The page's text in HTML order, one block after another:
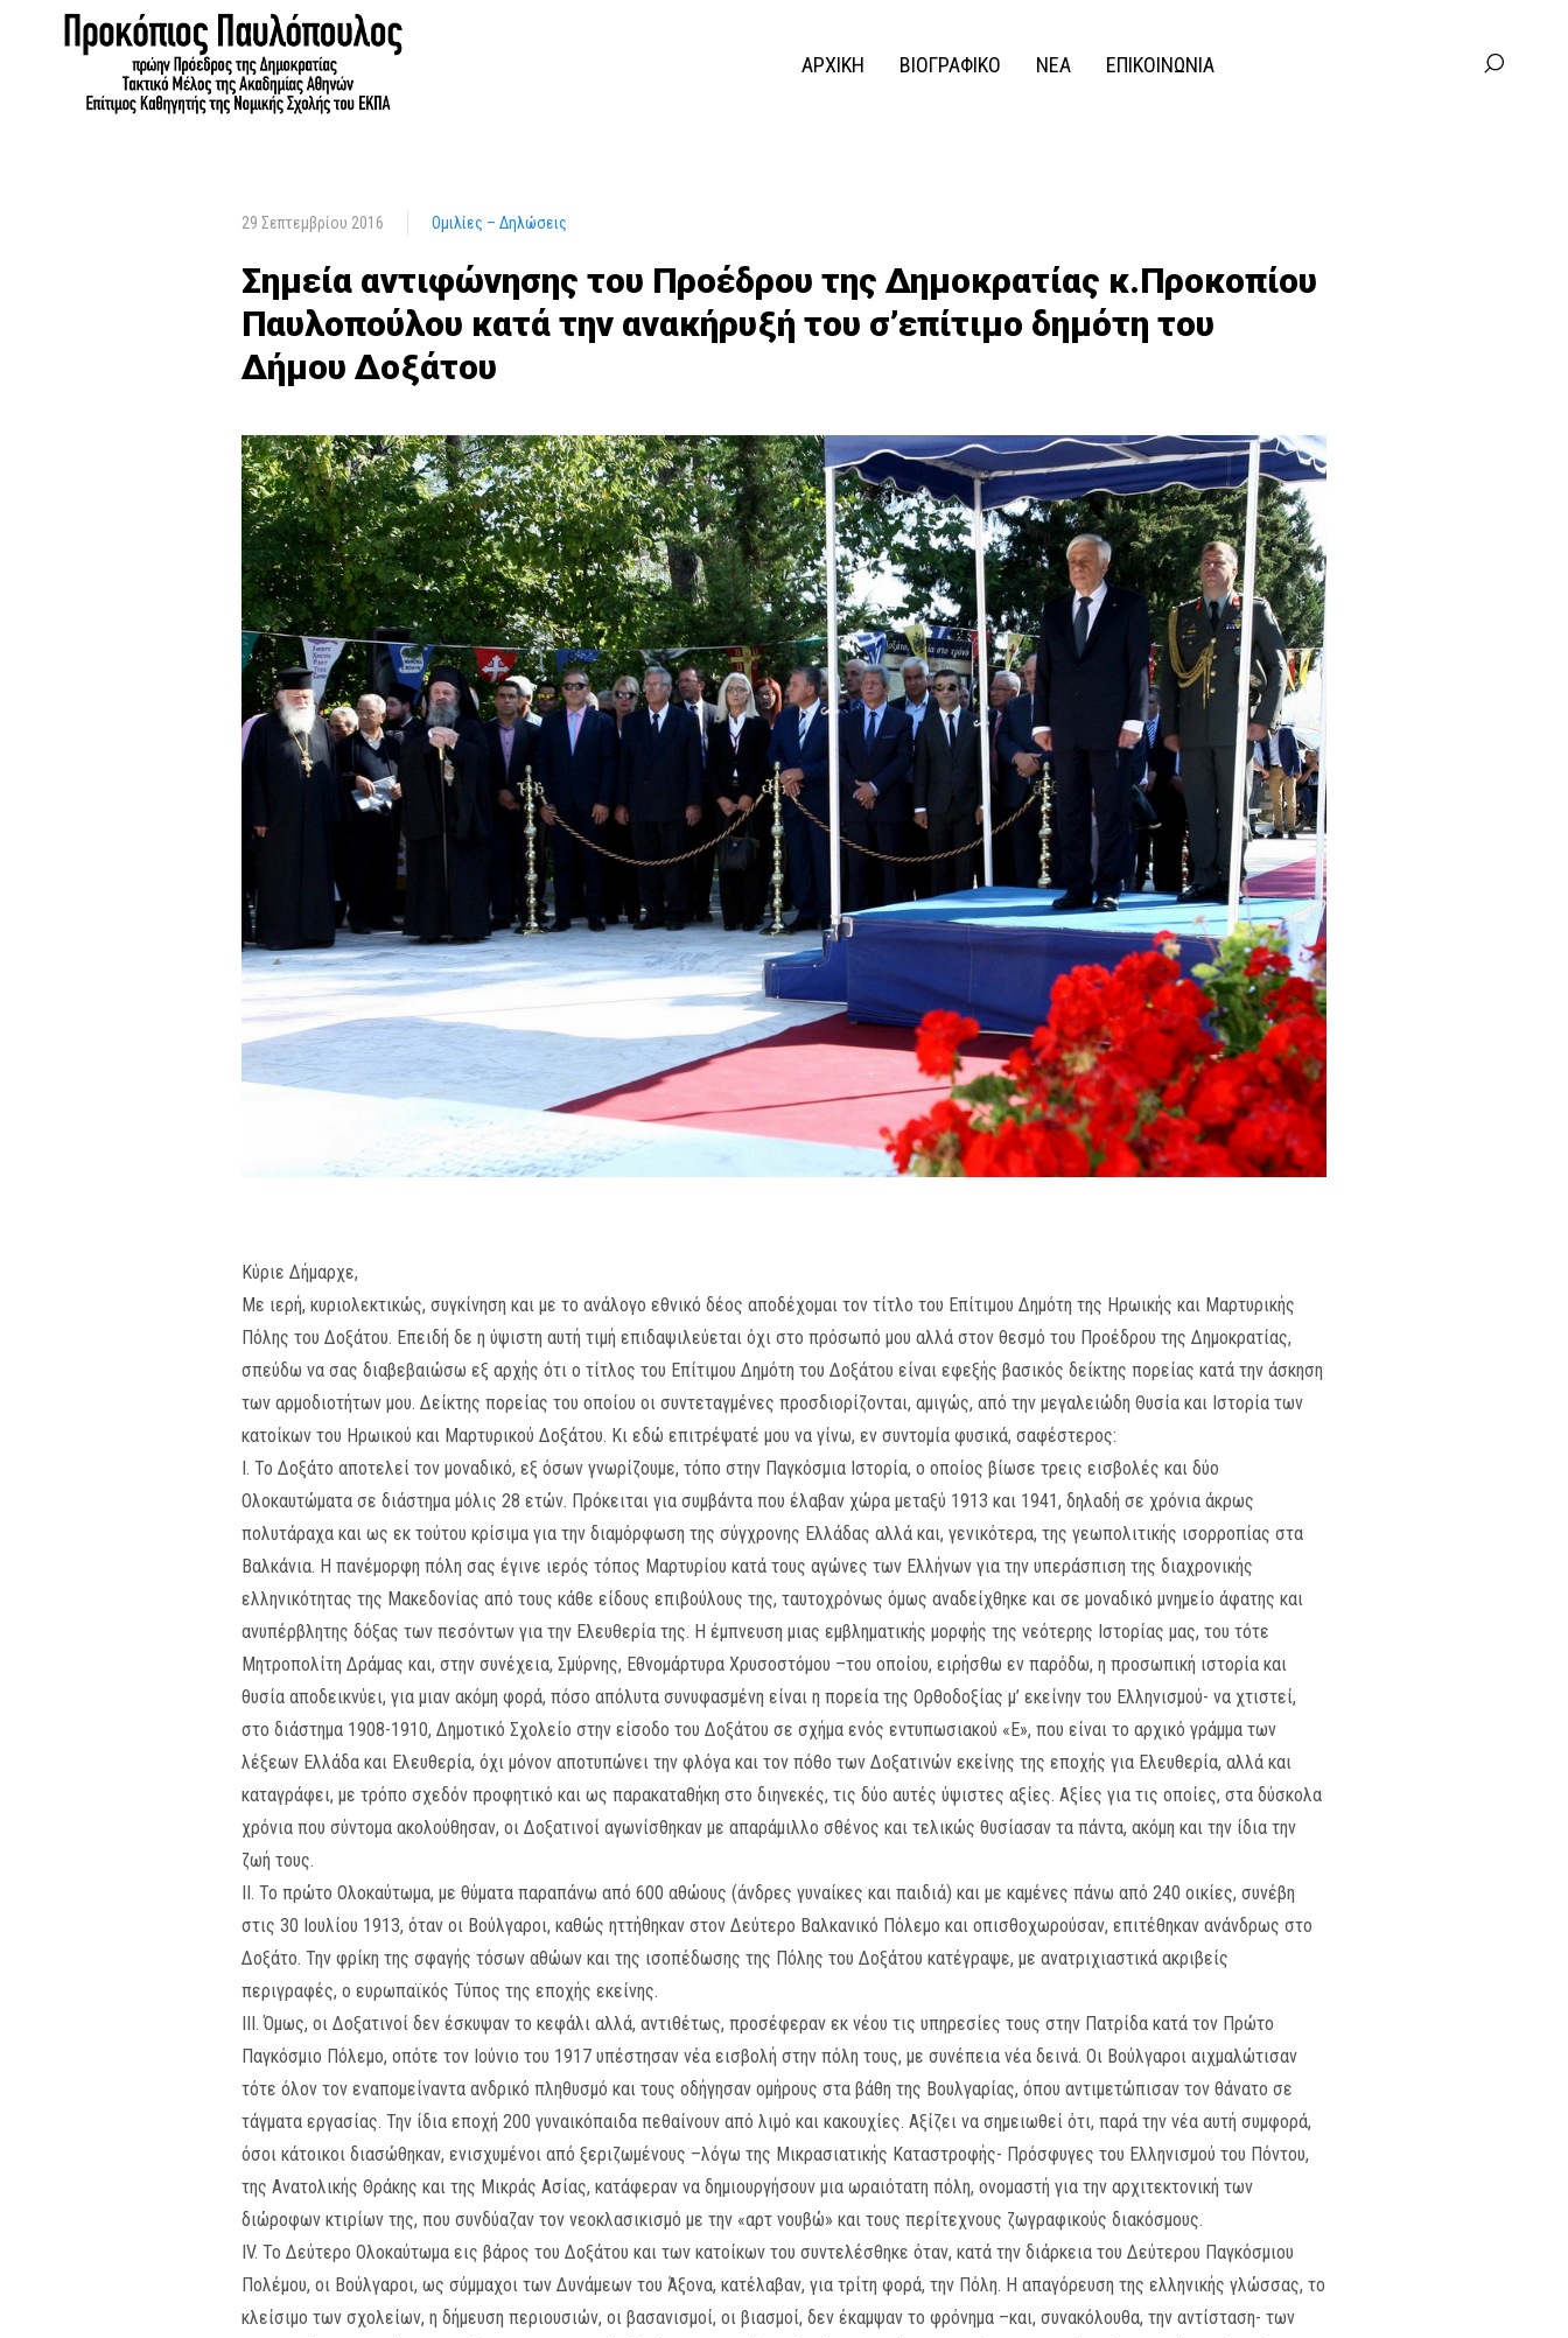
ΑΡΧΙΚΗ ΒΙΟΓΡΑΦΙΚΟ ΝΕΑ ΕΠΙΚΟΙΝΩΝΙΑ
29 Σεπτεμβρίου 2016 Ομιλίες – Δηλώσεις
Σημεία αντιφώνησης του Προέδρου της Δημοκρατίας κ.Προκοπίου
Παυλοπούλου κατά την ανακήρυξή του σ’επίτιμο δημότη του
Δήμου Δοξάτου
Κύριε Δήμαρχε,
Με ιερή, κυριολεκτικώς, συγκίνηση και με το ανάλογο εθνικό δέος αποδέχομαι τον τίτλο του Επίτιμου Δημότη της Ηρωικής και Μαρτυρικής
Πόλης του Δοξάτου. Επειδή δε η ύψιστη αυτή τιμή επιδαψιλεύεται όχι στο πρόσωπό μου αλλά στον θεσμό του Προέδρου της Δημοκρατίας,
σπεύδω να σας διαβεβαιώσω εξ αρχής ότι o τίτλος του Επίτιμου Δημότη του Δοξάτου είναι εφεξής βασικός δείκτης πορείας κατά την άσκηση
των αρμοδιοτήτων μου. Δείκτης πορείας του οποίου οι συντεταγμένες προσδιορίζονται, αμιγώς, από την μεγαλειώδη Θυσία και Ιστορία των
κατοίκων του Ηρωικού και Μαρτυρικού Δοξάτου. Κι εδώ επιτρέψατέ μου να γίνω, εν συντομία φυσικά, σαφέστερος:
I. Το Δοξάτο αποτελεί τον μοναδικό, εξ όσων γνωρίζουμε, τόπο στην Παγκόσμια Ιστορία, ο οποίος βίωσε τρεις εισβολές και δύο
Ολοκαυτώματα σε διάστημα μόλις 28 ετών. Πρόκειται για συμβάντα που έλαβαν χώρα μεταξύ 1913 και 1941, δηλαδή σε χρόνια άκρως
πολυτάραχα και ως εκ τούτου κρίσιμα για την διαμόρφωση της σύγχρονης Ελλάδας αλλά και, γενικότερα, της γεωπολιτικής ισορροπίας στα
Βαλκάνια. Η πανέμορφη πόλη σας έγινε ιερός τόπος Μαρτυρίου κατά τους αγώνες των Ελλήνων για την υπεράσπιση της διαχρονικής
ελληνικότητας της Μακεδονίας από τους κάθε είδους επιβούλους της, ταυτοχρόνως όμως αναδείχθηκε και σε μοναδικό μνημείο άφατης και
ανυπέρβλητης δόξας των πεσόντων για την Ελευθερία της. Η έμπνευση μιας εμβληματικής μορφής της νεότερης Ιστορίας μας, του τότε
Μητροπολίτη Δράμας και, στην συνέχεια, Σμύρνης, Εθνομάρτυρα Χρυσοστόμου –του οποίου, ειρήσθω εν παρόδω, η προσωπική ιστορία και
θυσία αποδεικνύει, για μιαν ακόμη φορά, πόσο απόλυτα συνυφασμένη είναι η πορεία της Ορθοδοξίας μ’ εκείνην του Ελληνισμού- να χτιστεί,
στο διάστημα 1908-1910, Δημοτικό Σχολείο στην είσοδο του Δοξάτου σε σχήμα ενός εντυπωσιακού «Ε», που είναι το αρχικό γράμμα των
λέξεων Ελλάδα και Ελευθερία, όχι μόνον αποτυπώνει την φλόγα και τον πόθο των Δοξατινών εκείνης της εποχής για Ελευθερία, αλλά και
καταγράφει, με τρόπο σχεδόν προφητικό και ως παρακαταθήκη στο διηνεκές, τις δύο αυτές ύψιστες αξίες. Αξίες για τις οποίες, στα δύσκολα
χρόνια που σύντομα ακολούθησαν, οι Δοξατινοί αγωνίσθηκαν με απαράμιλλο σθένος και τελικώς θυσίασαν τα πάντα, ακόμη και την ίδια την
ζωή τους.
II. Το πρώτο Ολοκαύτωμα, με θύματα παραπάνω από 600 αθώους (άνδρες γυναίκες και παιδιά) και με καμένες πάνω από 240 οικίες, συνέβη
στις 30 Ιουλίου 1913, όταν οι Βούλγαροι, καθώς ηττήθηκαν στον Δεύτερο Βαλκανικό Πόλεμο και οπισθοχωρούσαν, επιτέθηκαν ανάνδρως στο
Δοξάτο. Την φρίκη της σφαγής τόσων αθώων και της ισοπέδωσης της Πόλης του Δοξάτου κατέγραψε, με ανατριχιαστικά ακριβείς
περιγραφές, ο ευρωπαϊκός Τύπος της εποχής εκείνης.
III. Όμως, οι Δοξατινοί δεν έσκυψαν το κεφάλι αλλά, αντιθέτως, προσέφεραν εκ νέου τις υπηρεσίες τους στην Πατρίδα κατά τον Πρώτο
Παγκόσμιο Πόλεμο, οπότε τον Ιούνιο του 1917 υπέστησαν νέα εισβολή στην πόλη τους, με συνέπεια νέα δεινά. Οι Βούλγαροι αιχμαλώτισαν
τότε όλον τον εναπομείναντα ανδρικό πληθυσμό και τους οδήγησαν ομήρους στα βάθη της Βουλγαρίας, όπου αντιμετώπισαν τον θάνατο σε
τάγματα εργασίας. Την ίδια εποχή 200 γυναικόπαιδα πεθαίνουν από λιμό και κακουχίες. Αξίζει να σημειωθεί ότι, παρά την νέα αυτή συμφορά,
όσοι κάτοικοι διασώθηκαν, ενισχυμένοι από ξεριζωμένους –λόγω της Μικρασιατικής Καταστροφής- Πρόσφυγες του Ελληνισμού του Πόντου,
της Ανατολικής Θράκης και της Μικράς Ασίας, κατάφεραν να δημιουργήσουν μια ωραιότατη πόλη, ονομαστή για την αρχιτεκτονική των
διώροφων κτιρίων της, που συνδύαζαν τον νεοκλασικισμό με την «αρτ νουβώ» και τους περίτεχνους ζωγραφικούς διακόσμους.
IV. Το Δεύτερο Ολοκαύτωμα εις βάρος του Δοξάτου και των κατοίκων του συντελέσθηκε όταν, κατά την διάρκεια του Δεύτερου Παγκόσμιου
Πολέμου, οι Βούλγαροι, ως σύμμαχοι των Δυνάμεων του Άξονα, κατέλαβαν, για τρίτη φορά, την Πόλη. Η απαγόρευση της ελληνικής γλώσσας, το
κλείσιμο των σχολείων, η δήμευση περιουσιών, οι βασανισμοί, οι βιασμοί, δεν έκαμψαν το φρόνημα –και, συνακόλουθα, την αντίσταση- των